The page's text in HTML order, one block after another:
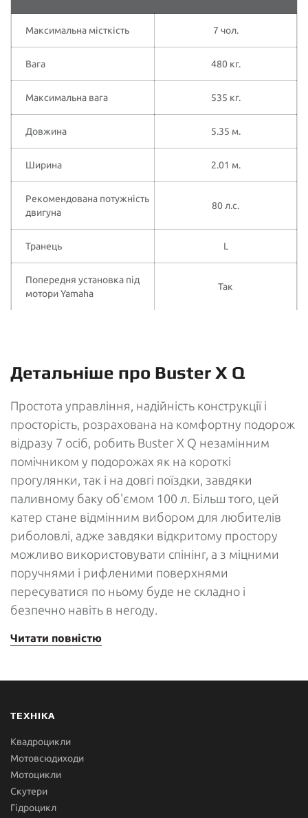
Максимальна місткість 7 чол.
Вага 480 кг.
Максимальна вага 535 кг.
Довжина 5.35 м.
Ширина 2.01 м.
Рекомендована потужність
двигуна
80 л.с.
Транець L
Попередня установка під
мотори Yamaha
Так
Детальніше про Buster X Q
Простота управління, надійність конструкції і
просторість, розрахована на комфортну подорож
відразу 7 осіб, робить Buster X Q незамінним
помічником у подорожах як на короткі
прогулянки, так і на довгі поїздки, завдяки
паливному баку об'ємом 100 л. Більш того, цей
катер стане відмінним вибором для любителів
риболовлі, адже завдяки відкритому простору
можливо використовувати спінінг, а з міцними
поручнями і рифленими поверхнями
пересуватися по ньому буде не складно і
безпечно навіть в негоду.
Читати повністю
ТЕХНІКА
Квадроцикли
Мотовсюдиходи
Мотоцикли
Скутери
Гідроцикл